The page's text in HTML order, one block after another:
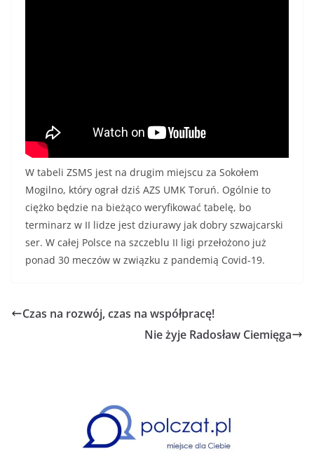
W tabeli ZSMS jest na drugim miejscu za Sokołem
Mogilno, który ograł dziś AZS UMK Toruń. Ogólnie to
ciężko będzie na bieżąco weryfikować tabelę, bo
terminarz w II lidze jest dziurawy jak dobry szwajcarski
ser. W całej Polsce na szczeblu II ligi przełożono już
ponad 30 meczów w związku z pandemią Covid-19.
Czas na rozwój, czas na współpracę!
Nie żyje Radosław Ciemięga